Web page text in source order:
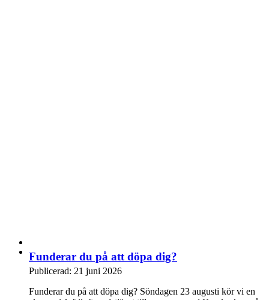
Funderar du på att döpa dig?
Publicerad: 21 juni 2026
Funderar du på att döpa dig? Söndagen 23 augusti kör vi en